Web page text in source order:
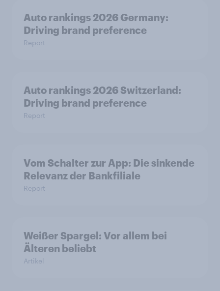
Auto rankings 2026 Germany:
Driving brand preference
Report
Auto rankings 2026 Switzerland:
Driving brand preference
Report
Vom Schalter zur App: Die sinkende
Relevanz der Bankfiliale
Report
Weißer Spargel: Vor allem bei
Älteren beliebt
Artikel